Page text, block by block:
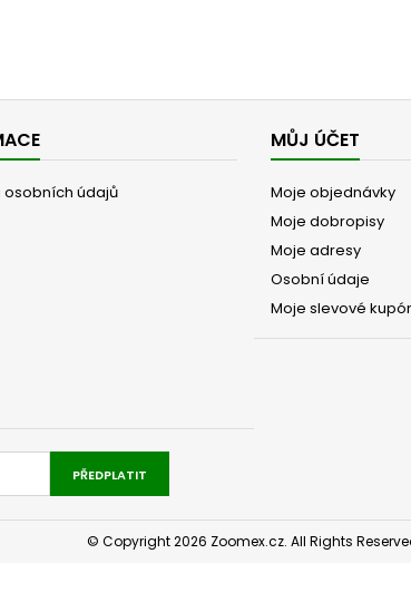
osobních údajů
© Copyright 2026 Zoomex.cz. All Rights
MŮJ ÚČET
Moje objednávky
Moje dobropisy
Moje adresy
Osobní údaje
Moje slevové
PŘEDPLATIT